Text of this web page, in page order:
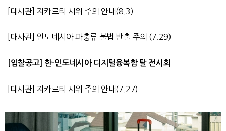
[대사관] 자카르타 시위 주의 안내(8.3)
[대사관] 인도네시아 파충류 불법 반출 주의 (7.29)
[입찰공고] 한-인도네시아 디지털융복합 탈 전시회
[대사관] 자카르타 시위 주의 안내(7.27)